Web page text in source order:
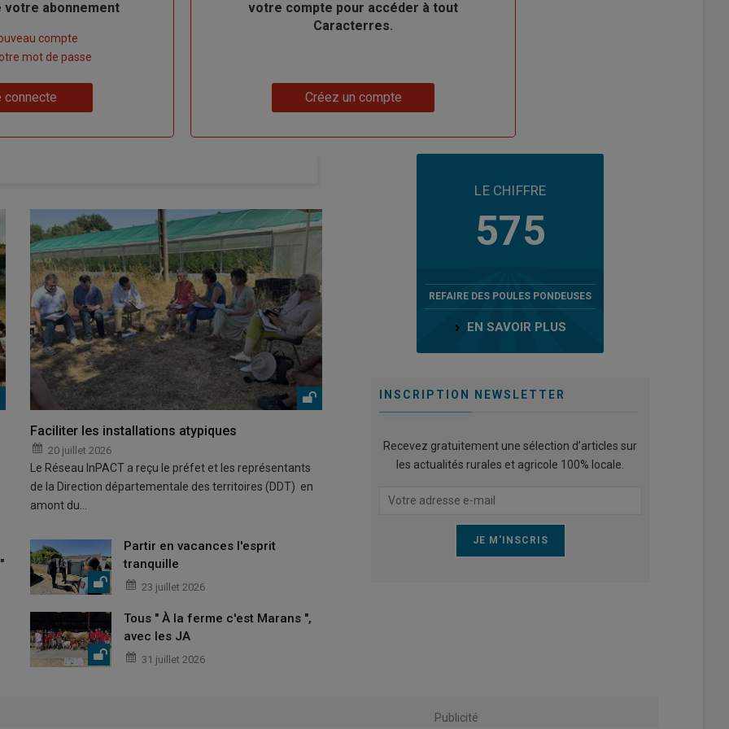
abonnement
compte
mot de passe
connecte
votre compte pour accéder à tout
Caracterres.
Créez un compte
Faciliter les installations atypiques
20 juillet 2026
Le Réseau InPACT a reçu le préfet et les représentants
de la Direction départementale des territoires (DDT) en
amont du…
Partir en vacances l'esprit
tranquille
23 juillet 2026
Tous " À la ferme c'est Marans ",
avec les JA
31 juillet 2026
LE CHIFFRE
575
REFAIRE DES POULES PONDEUSES
EN SAVOIR PLUS
INSCRIPTION NEWSLETTER
Recevez gratuitement une sélection d’articles sur
les actualités rurales et agricole 100% locale.
Publicité